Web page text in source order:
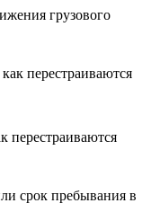
грузового
перестраиваются